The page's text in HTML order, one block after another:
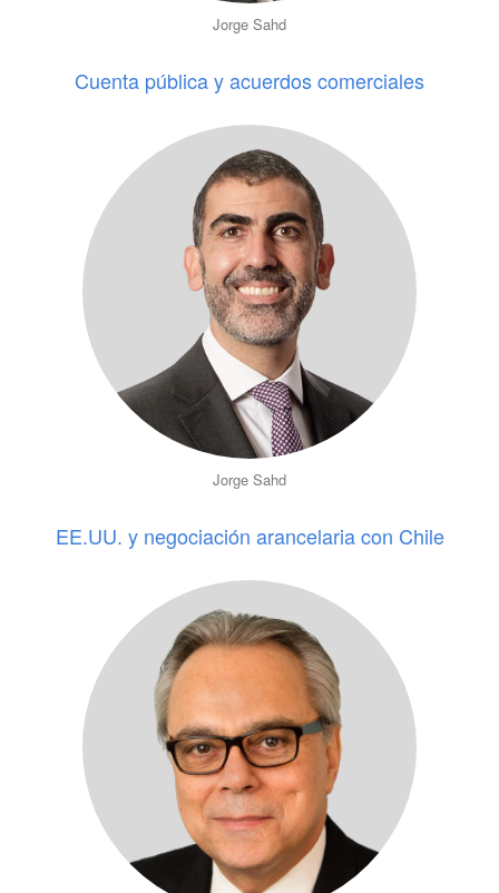
Jorge Sahd
Cuenta pública y acuerdos comerciales
Jorge Sahd
EE.UU. y negociación arancelaria con Chile